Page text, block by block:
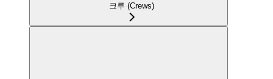
크루 (Crews)